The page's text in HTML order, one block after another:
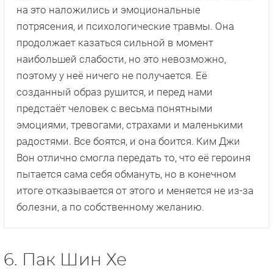
на это наложились и эмоциональные
потрясения, и психологические травмы. Она
продолжает казаться сильной в момент
наибольшей слабости, но это невозможно,
поэтому у неё ничего не получается. Её
созданный образ рушится, и перед нами
предстаёт человек с весьма понятными
эмоциями, тревогами, страхами и маленькими
радостями. Все боятся, и она боится. Ким Джи
Вон отлично смогла передать то, что её героиня
пытается сама себя обмануть, но в конечном
итоге отказывается от этого и меняется не из-за
болезни, а по собственному желанию.
6. Пак Шин Хе